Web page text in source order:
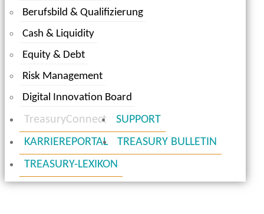
Berufsbild & Qualifizierung
Cash & Liquidity
Equity & Debt
Risk Management
Digital Innovation Board
TreasuryConnect
SUPPORT
KARRIEREPORTAL
TREASURY BULLETIN
TREASURY-LEXIKON